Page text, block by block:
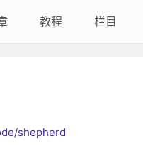
教程 栏目
shepherd